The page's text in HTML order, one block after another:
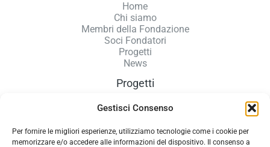
Gestisci Consenso
Per fornire le migliori esperienze, utilizziamo tecnologie come i cookie per
memorizzare e/o accedere alle informazioni del dispositivo. Il consenso a
Home
Chi siamo
Membri della Fondazione
Soci Fondatori
Progetti
News
Progetti
Accoglienza donne
Nidi sopra i 700 m
Sportello virtuale GROW